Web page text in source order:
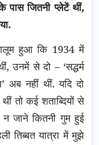
जितनी प्लेटें थीं,
हुआ कि 1934 में
उनमें से दो – ‘सद्धर्म
अब नहीं थीं. यदि दो
तो कई शताब्दियों से
जाने कितनी गुम हुई
तिब्बत यात्रा में मुझे